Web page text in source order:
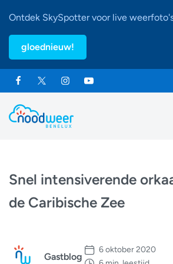
Ontdek SkySpotter voor live weerfoto's
gloednieuw!
Snel intensiverende
de Caribische Zee
Gastblog
6 oktober 2020